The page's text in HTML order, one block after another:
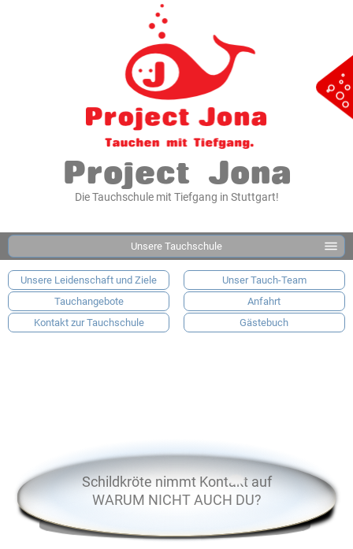
Project Jona
Die Tauchschule mit Tiefgang in Stuttgart!
Unsere Tauchschule
Unsere Leidenschaft und Ziele
Unser Tauch-Team
Tauchangebote
Anfahrt
Kontakt zur Tauchschule
Gästebuch
Schildkröte nimmt Kontakt auf
WARUM NICHT AUCH DU?